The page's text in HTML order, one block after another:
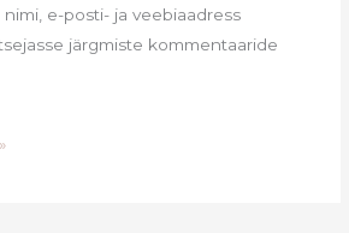
nimi, e-posti- ja veebiaadress
järgmiste kommentaaride